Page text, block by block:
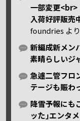
一部変更<br>
入荷好評販売
foundries より
新編成新メン
素晴らしいジ
急遽二管フロ
テージも賑わ
降雪予報にも
ッた｣エンタ